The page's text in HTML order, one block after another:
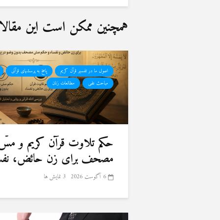
همچنین ممکن است این
اصول ما در تفسیر قرآن کریم
پاسخ به پرسشهای قرآنی
مباحث علمی
مطالعات زنان
حكم تلاوت قرآن كريم و
مصحف برای زن حائض،
6 آگوست 2026 3 نمایش ها